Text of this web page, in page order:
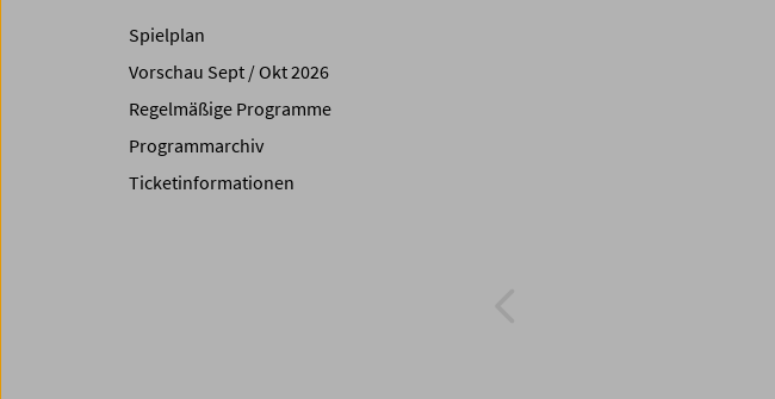
Spielplan
Vorschau Sept / Okt 2026
Regelmäßige Programme
Programmarchiv
Ticketinformationen